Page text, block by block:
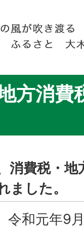
方消費
消費税・地
ました。
令和元年9